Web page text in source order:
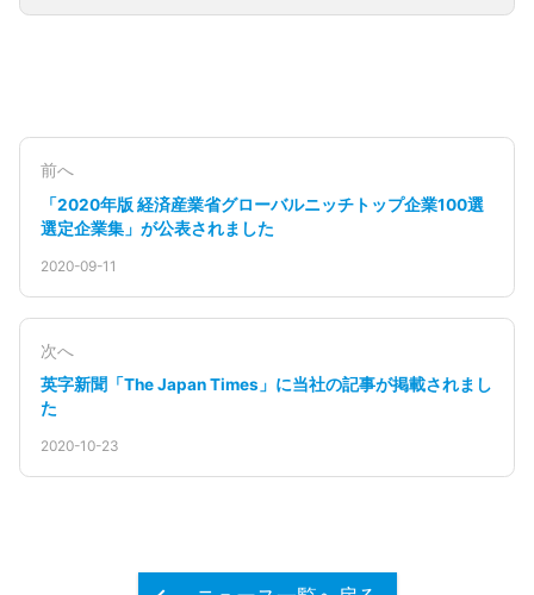
前へ
「2020年版 経済産業省グローバルニッチトップ企業100選
選定企業集」が公表されました
2020-09-11
次へ
英字新聞「The Japan Times」に当社の記事が掲載されまし
た
2020-10-23